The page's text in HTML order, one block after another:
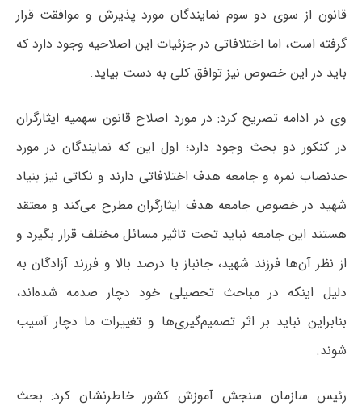
قانون از سوی دو سوم نمایندگان مورد پذیرش و موافقت قرار
گرفته است، اما اختلافاتی در جزئیات این اصلاحیه وجود دارد که
باید در این خصوص نیز توافق کلی به دست بیاید.
وی در ادامه تصریح کرد: در مورد اصلاح قانون سهمیه ایثارگران
در کنکور دو بحث وجود دارد؛ اول این که نمایندگان در مورد
حدنصاب نمره و جامعه هدف اختلافاتی دارند و نکاتی نیز بنیاد
شهید در خصوص جامعه هدف ایثارگران مطرح می‌کند و معتقد
هستند این جامعه نباید تحت تاثیر مسائل مختلف قرار بگیرد و
از نظر آن‌ها فرزند شهید، جانباز با درصد بالا و فرزند آزادگان به
دلیل اینکه در مباحث تحصیلی خود دچار صدمه شده‌اند،
بنابراین نباید بر اثر تصمیم‌گیری‌ها و تغییرات ما دچار آسیب
شوند.
رئیس سازمان سنجش آموزش کشور خاطرنشان کرد: بحث